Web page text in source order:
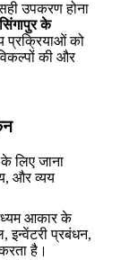
उपकरण होना
के
प्रक्रियाओं को
की और
लिए जाना
और व्यय
आकार के
इन्वेंटरी प्रबंधन,
है।